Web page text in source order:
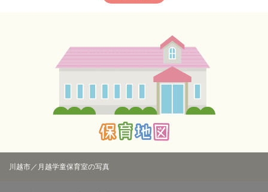
川越市／月越学童保育室の写真